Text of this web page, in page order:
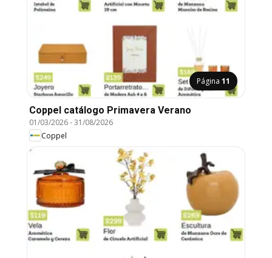
Página 11
Coppel catálogo Primavera Verano
01/03/2026-31/08/2026
Coppel